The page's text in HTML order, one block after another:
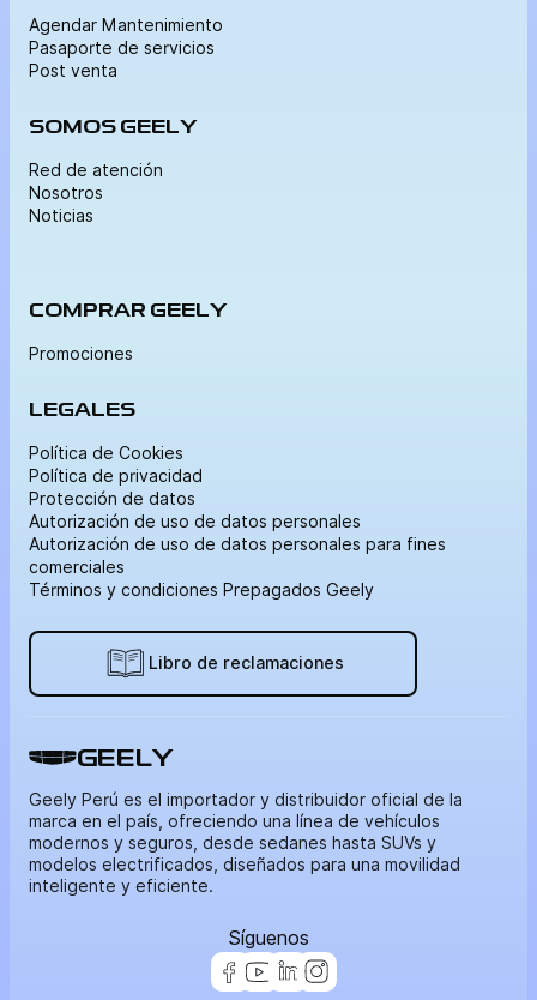
Agendar Mantenimiento
Pasaporte de servicios
Post venta
SOMOS GEELY
Red de atención
Nosotros
Noticias
COMPRAR GEELY
Promociones
LEGALES
Política de Cookies
Política de privacidad
Protección de datos
Autorización de uso de datos personales
Autorización de uso de datos personales para fines
comerciales
Términos y condiciones Prepagados Geely
Libro de reclamaciones
GEELY
Geely Perú es el importador y distribuidor oficial de la
marca en el país, ofreciendo una línea de vehículos
modernos y seguros, desde sedanes hasta SUVs y
modelos electrificados, diseñados para una movilidad
inteligente y eficiente.
Síguenos